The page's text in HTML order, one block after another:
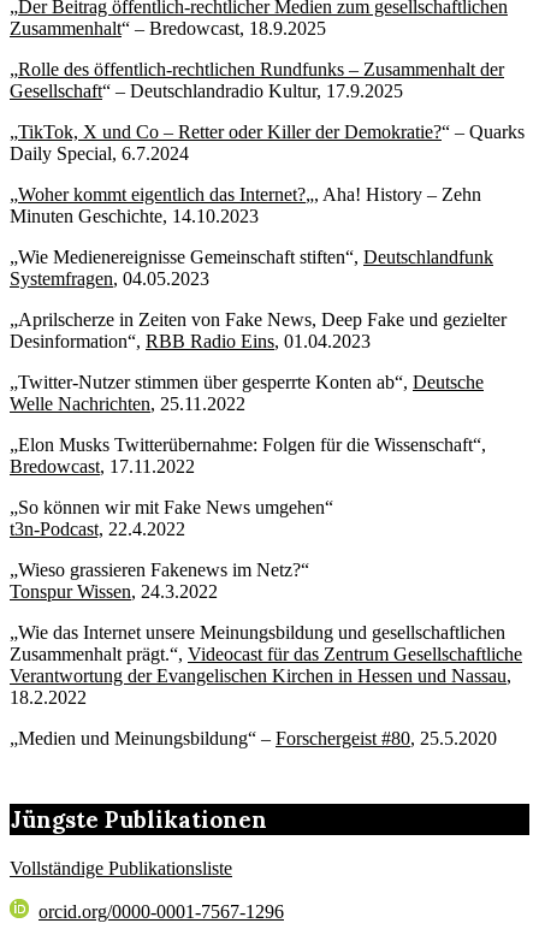
„Der Beitrag öffentlich-rechtlicher Medien zum gesellschaftlichen
Zusammenhalt“ – Bredowcast, 18.9.2025
„Rolle des öffentlich-rechtlichen Rundfunks – Zusammenhalt der
Gesellschaft“ – Deutschlandradio Kultur, 17.9.2025
„TikTok, X und Co – Retter oder Killer der Demokratie?“ – Quarks
Daily Special, 6.7.2024
„Woher kommt eigentlich das Internet?„, Aha! History – Zehn
Minuten Geschichte, 14.10.2023
„Wie Medienereignisse Gemeinschaft stiften“, Deutschlandfunk
Systemfragen, 04.05.2023
„Aprilscherze in Zeiten von Fake News, Deep Fake und gezielter
Desinformation“, RBB Radio Eins, 01.04.2023
„Twitter-Nutzer stimmen über gesperrte Konten ab“, Deutsche
Welle Nachrichten, 25.11.2022
„Elon Musks Twitterübernahme: Folgen für die Wissenschaft“,
Bredowcast, 17.11.2022
„So können wir mit Fake News umgehen“
t3n-Podcast, 22.4.2022
„Wieso grassieren Fakenews im Netz?“
Tonspur Wissen, 24.3.2022
„Wie das Internet unsere Meinungsbildung und gesellschaftlichen
Zusammenhalt prägt.“, Videocast für das Zentrum Gesellschaftliche
Verantwortung der Evangelischen Kirchen in Hessen und Nassau,
18.2.2022
„Medien und Meinungsbildung“ – Forschergeist #80, 25.5.2020
Jüngste Publikationen
Vollständige Publikationsliste
orcid.org/0000-0001-7567-1296